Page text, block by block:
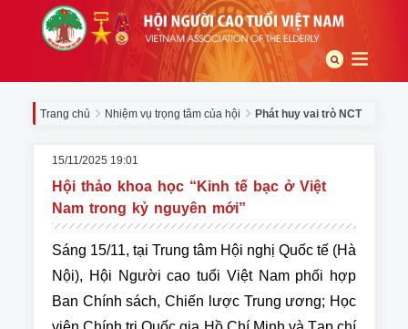
Trang chủ Nhiệm vụ trọng tâm của hội Phát huy vai trò NCT
15/11/2025 19:01
Hội thảo khoa học “Kinh tế bạc ở Việt
Nam trong kỷ nguyên mới”
Sáng 15/11, tại Trung tâm Hội nghị Quốc tế (Hà
Nội), Hội Người cao tuổi Việt Nam phối hợp
Ban Chính sách, Chiến lược Trung ương; Học